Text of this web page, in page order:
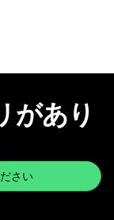
があり
さい